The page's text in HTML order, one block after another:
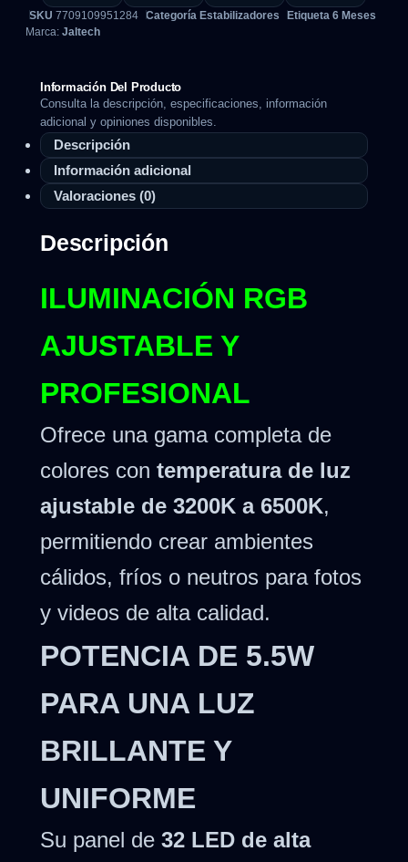
SKU 7709109951284 Categoría Estabilizadores Etiqueta 6 Meses
Marca: Jaltech
Información Del Producto
Consulta la descripción, especificaciones, información
adicional y opiniones disponibles.
Descripción
Información adicional
Valoraciones (0)
Descripción
ILUMINACIÓN RGB
AJUSTABLE Y
PROFESIONAL
Ofrece una gama completa de
colores con temperatura de luz
ajustable de 3200K a 6500K,
permitiendo crear ambientes
cálidos, fríos o neutros para fotos
y videos de alta calidad.
POTENCIA DE 5.5W
PARA UNA LUZ
BRILLANTE Y
UNIFORME
Su panel de 32 LED de alta